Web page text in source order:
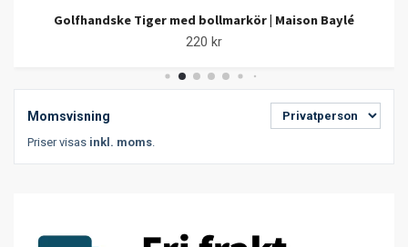
Momsvisning
Priser visas inkl. moms.
Golfhandske Tiger med bollmarkör | Maison Baylé
220 kr